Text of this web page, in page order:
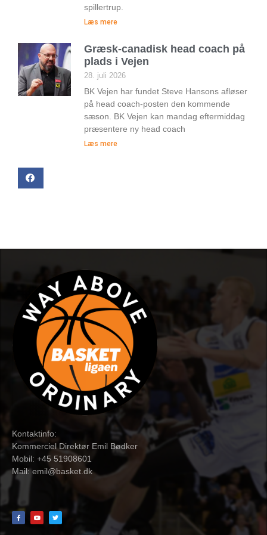
spillertrup.
Læs mere
Græsk-canadisk head coach på
plads i Vejen
28. juli 2026
BK Vejen har fundet Steve Hansons afløser
på head coach-posten den kommende
sæson. BK Vejen kan mandag eftermiddag
præsentere ny head coach
Læs mere
Kontaktinfo:
Kommerciel Direktør Emil Bødker
Mobil: +45 51908601
Mail:emil@basket.dk